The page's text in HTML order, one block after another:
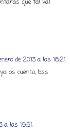
que tal va!
de 2013 a las 18:21
os cuento, bss
a las 19:51